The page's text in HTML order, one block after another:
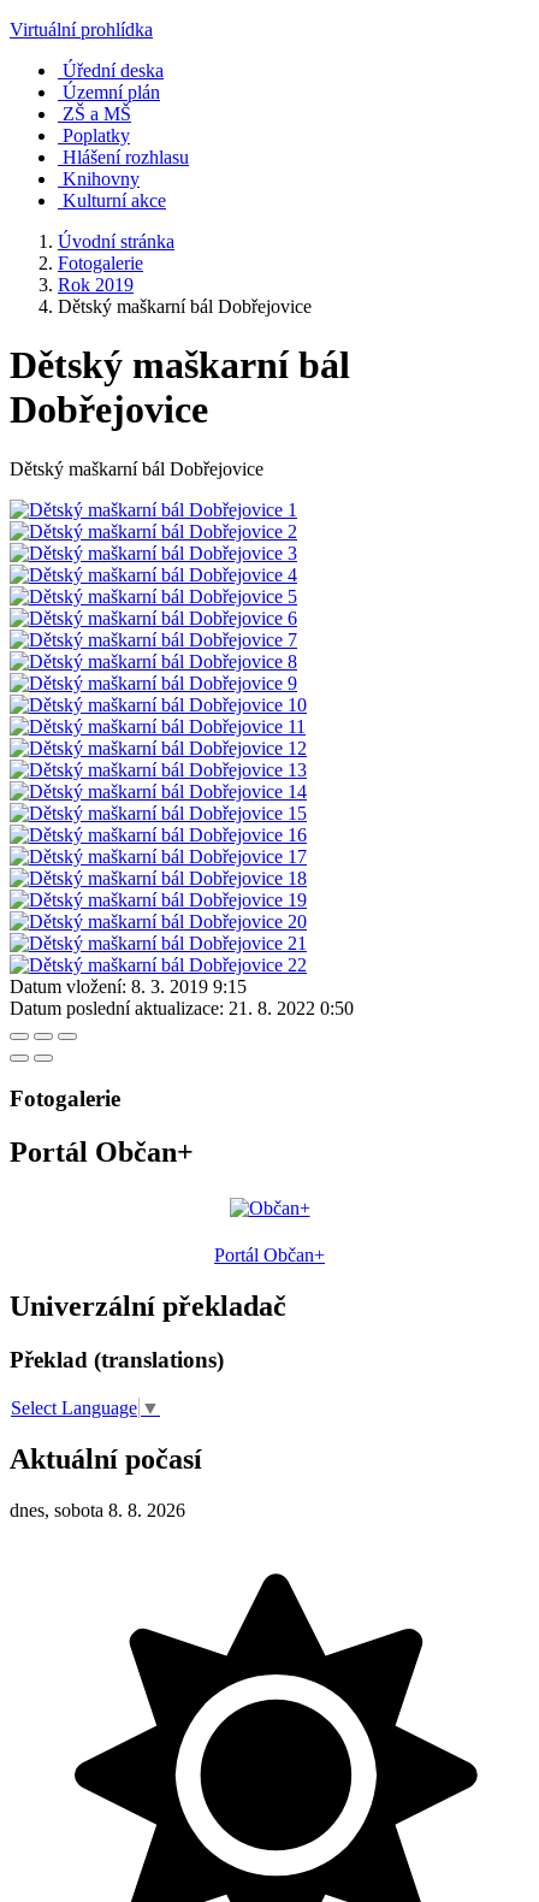
Virtuální prohlídka
Úřední deska
Územní plán
ZŠ a MŠ
Poplatky
Hlášení rozhlasu
Knihovny
Kulturní akce
Úvodní stránka
Fotogalerie
Rok 2019
Dětský maškarní bál Dobřejovice
Dětský maškarní bál
Dobřejovice
Dětský maškarní bál Dobřejovice
Datum vložení: 8. 3. 2019 9:15
Datum poslední aktualizace: 21. 8. 2022 0:50
Fotogalerie
Portál Občan+
Portál Občan+
Univerzální překladač
Překlad (translations)
Select Language ▼
Aktuální počasí
dnes, sobota 8. 8. 2026